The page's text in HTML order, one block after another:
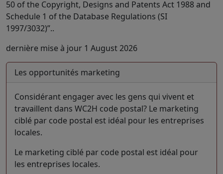
50 of the Copyright, Designs and Patents Act 1988 and
Schedule 1 of the Database Regulations (SI
1997/3032)”..
dernière mise à jour 1 August 2026
Les opportunités marketing
Considérant engager avec les gens qui vivent et
travaillent dans WC2H code postal? Le marketing
ciblé par code postal est idéal pour les entreprises
locales.
Le marketing ciblé par code postal est idéal pour
les entreprises locales.